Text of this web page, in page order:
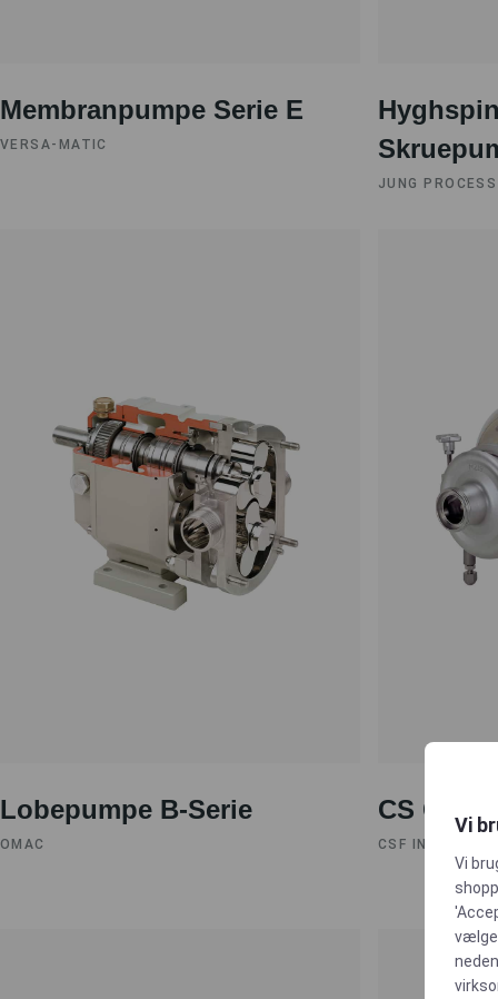
Membranpumpe Serie E
VERSA-MATIC
JUNG
Lobepumpe B-Serie
OMAC
CS
CSF INOX
Vi
Vi